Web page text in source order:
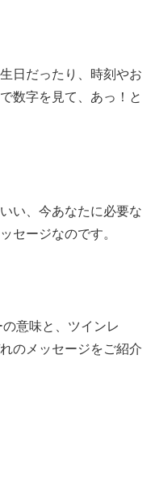
日だったり、時刻やお
数字を見て、あっ！と
い、今あなたに必要な
セージなのです。
意味と、ツインレ
のメッセージをご紹介